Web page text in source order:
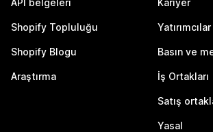
API belgeleri
Shopify Topluluğu
Shopify Blogu
Araştırma
Kariyer
Yatırımcılar
Basın ve
İş Ortakları
Satış
Yasal